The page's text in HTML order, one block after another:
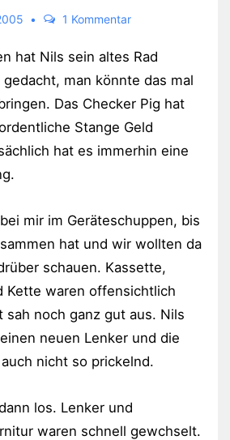
1 Kommentar
hat Nils sein altes Rad
man könnte das mal
Das Checker Pig hat
Stange Geld
hat es immerhin eine
mir im Geräteschuppen, bis
hat und wir wollten da
schauen. Kassette,
Kette waren offensichtlich
sah noch ganz gut aus. Nils
neuen Lenker und die
nicht so prickelnd.
los. Lenker und
waren schnell gewchselt.